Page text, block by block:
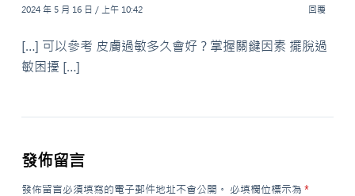
2024 年 5 月 16 日 / 上午 10:42 回覆
[…] 可以參考 皮膚過敏多久會好？掌握關鍵因素 擺脫過
敏困擾 […]
發佈留言
發佈留言必須填寫的電子郵件地址不會公開。 必填欄位標示為 *